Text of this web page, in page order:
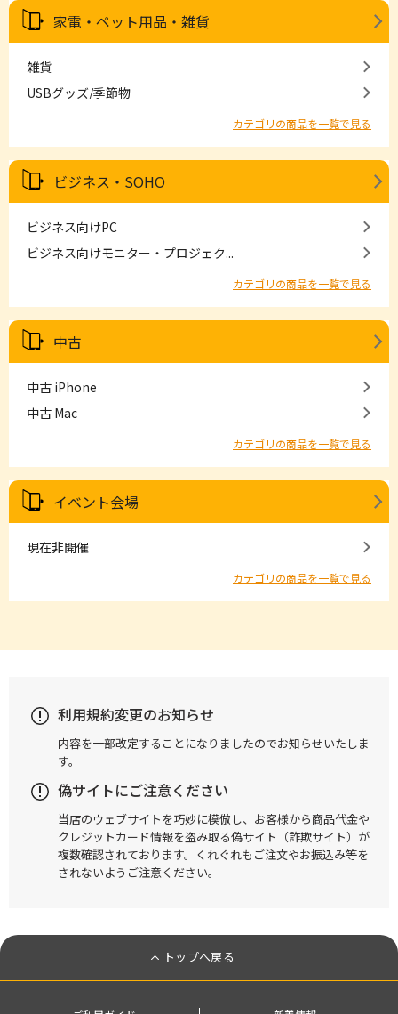
家電・ペット用品・雑貨
雑貨
USBグッズ/季節物
カテゴリの商品を一覧で見る
ビジネス・SOHO
ビジネス向けPC
ビジネス向けモニター・プロジェク...
カテゴリの商品を一覧で見る
中古
中古 iPhone
中古 Mac
カテゴリの商品を一覧で見る
イベント会場
現在非開催
カテゴリの商品を一覧で見る
利用規約変更のお知らせ
内容を一部改定することになりましたのでお知らせいたしま
す。
偽サイトにご注意ください
当店のウェブサイトを巧妙に模倣し、お客様から商品代金や
クレジットカード情報を盗み取る偽サイト（詐欺サイト）が
複数確認されております。くれぐれもご注文やお振込み等を
されないようご注意ください。
トップへ戻る